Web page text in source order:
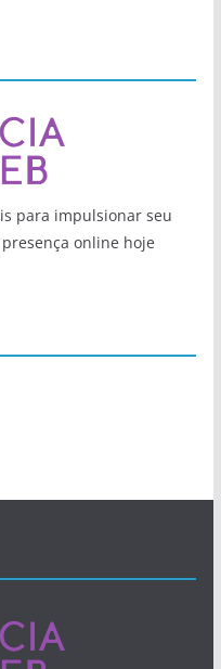
para impulsionar seu
online hoje